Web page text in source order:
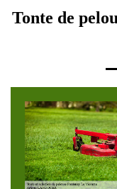
Tonte de